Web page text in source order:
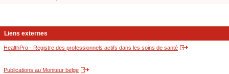
Liens externes
HealthPro - Registre des professionnels actifs dans les soins de santé
Publications au Moniteur belge